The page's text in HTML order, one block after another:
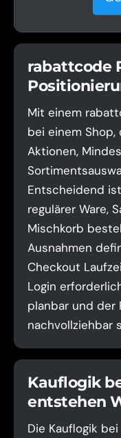
rabattcode
Mit einem
bei einem
Aktionen,
Entscheidend
regulärer Ware,
Mischkorb
Ausnahmen
Checkout
Login
planbar und der
nachvollziehbar
Kauflogik
entstehen
Die Kauflogik